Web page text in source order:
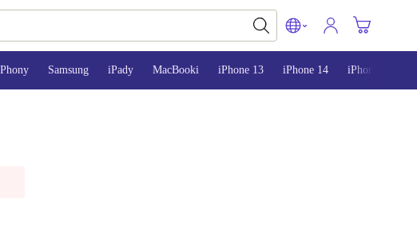
Samsung iPady MacBooki iPhone 13 iPhone 14 iPhone 15